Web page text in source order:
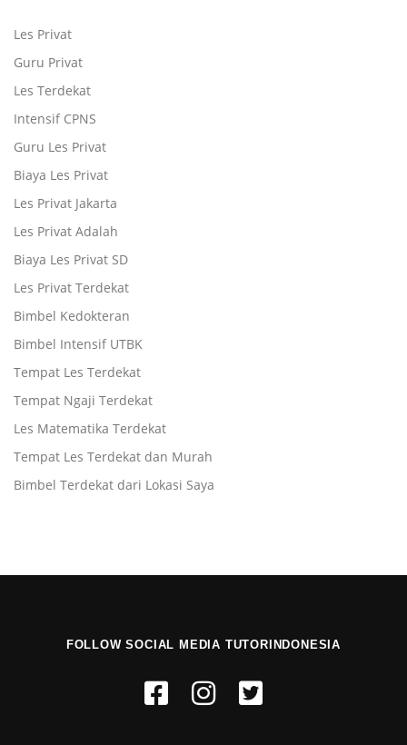
Les Privat
Guru Privat
Les Terdekat
Intensif CPNS
Guru Les Privat
Biaya Les Privat
Les Privat Jakarta
Les Privat Adalah
Biaya Les Privat SD
Les Privat Terdekat
Bimbel Kedokteran
Bimbel Intensif UTBK
Tempat Les Terdekat
Tempat Ngaji Terdekat
Les Matematika Terdekat
Tempat Les Terdekat dan Murah
Bimbel Terdekat dari Lokasi Saya
FOLLOW SOCIAL MEDIA TUTORINDONESIA